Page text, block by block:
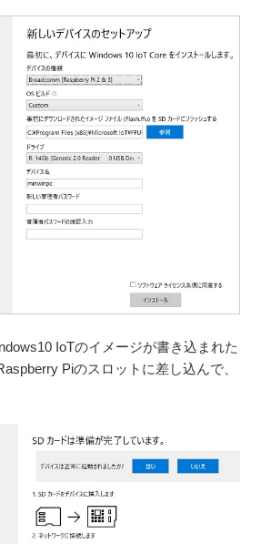
IoTのイメージが書き込まれた
Piのスロットに差し込んで、